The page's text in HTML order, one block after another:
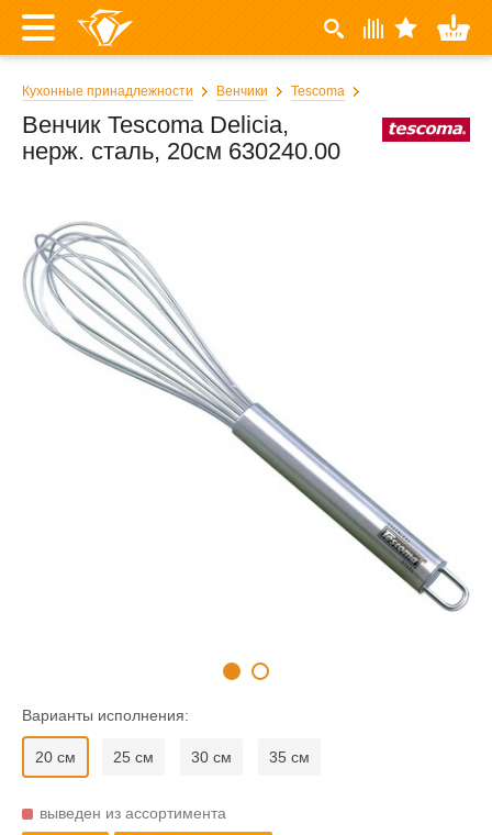
Кухонные принадлежности Венчики Tescoma
Венчик Tescoma Delicia,
нерж. сталь, 20см 630240.00
Варианты исполнения:
20 см 25 см 30 см 35 см
выведен из ассортимента